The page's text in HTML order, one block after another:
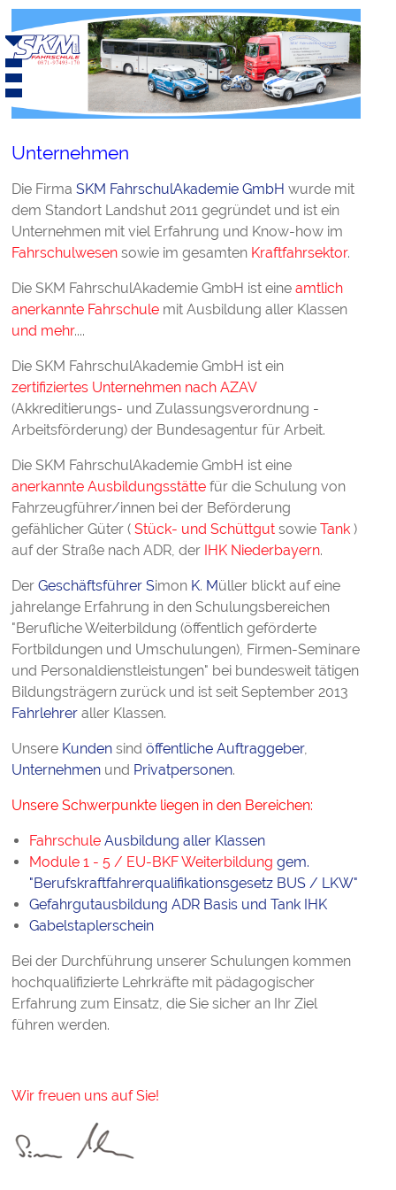
Unternehmen
Die FirmaSKM FahrschulAkademie GmbH wurde mit
dem Standort Landshut 2011 gegründet und ist ein
Unternehmen mit viel Erfahrung und Know-how im
Fahrschulwesen sowie im gesamten Kraftfahrsektor.
Die SKM FahrschulAkademie GmbH ist eineamtlich
anerkannte Fahrschule mit Ausbildung aller Klassen
und mehr....
Die SKM FahrschulAkademie GmbH ist ein
zertifiziertes Unternehmen nach AZAV
(Akkreditierungs- und Zulassungsverordnung -
Arbeitsförderung) der Bundesagentur für Arbeit.
Die SKM FahrschulAkademie GmbH ist eine
anerkannte Ausbildungsstätte für die Schulung von
Fahrzeugführer/innen bei der Beförderung
gefählicher Güter (Stück- und Schüttgut sowieTank )
auf der Straße nach ADR, der IHK Niederbayern.
DerGeschäftsführer Simon K. Müller blickt auf eine
jahrelange Erfahrung in den Schulungsbereichen
"Berufliche Weiterbildung (öffentlich geförderte
Fortbildungen und Umschulungen), Firmen-Seminare
und Personaldienstleistungen" bei bundesweit tätigen
Bildungsträgern zurück und ist seit September 2013
Fahrlehrer aller Klassen.
Unsere Kunden sindöffentliche Auftraggeber,
Unternehmen und Privatpersonen.
Unsere Schwerpunkte liegen in den Bereichen:
Fahrschule Ausbildung aller Klassen
Module 1 - 5 / EU-BKF Weiterbildung gem.
"Berufskraftfahrerqualifikationsgesetz BUS / LKW"
Gefahrgutausbildung ADR Basis und Tank IHK
Gabelstaplerschein
Bei der Durchführung unserer Schulungen kommen
hochqualifizierte Lehrkräfte mit pädagogischer
Erfahrung zum Einsatz, die Sie sicher an Ihr Ziel
führen werden.
Wir freuen uns auf Sie!